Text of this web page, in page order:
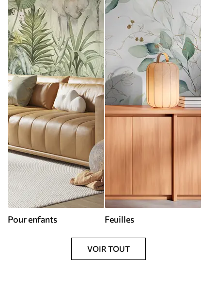
Pour enfants Feuilles
VOIR TOUT